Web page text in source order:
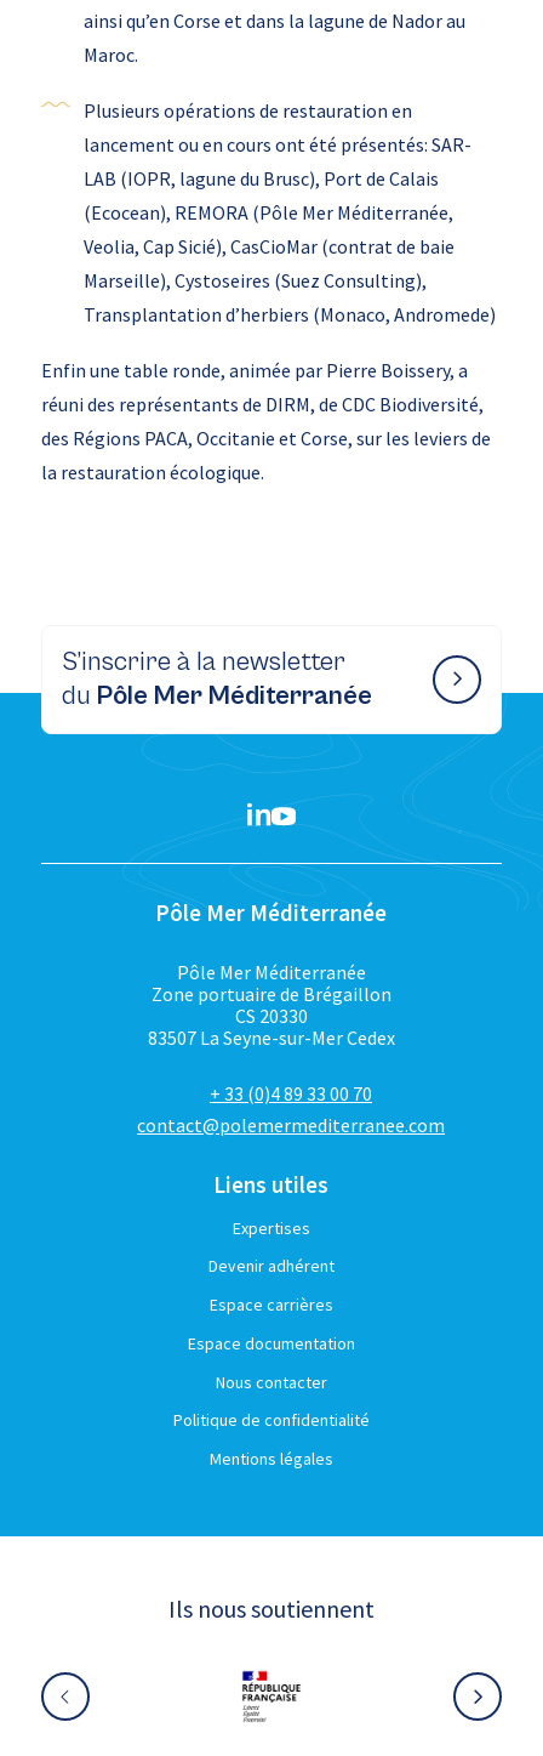
ainsi qu’en Corse et dans la lagune de Nador au
Maroc.
Plusieurs opérations de restauration en
lancement ou en cours ont été présentés: SAR-
LAB (IOPR, lagune du Brusc), Port de Calais
(Ecocean), REMORA (Pôle Mer Méditerranée,
Veolia, Cap Sicié), CasCioMar (contrat de baie
Marseille), Cystoseires (Suez Consulting),
Transplantation d’herbiers (Monaco, Andromede)
Enfin une table ronde, animée par Pierre Boissery, a
réuni des représentants de DIRM, de CDC Biodiversité,
des Régions PACA, Occitanie et Corse, sur les leviers de
la restauration écologique.
S’inscrire à la newsletter
du Pôle Mer Méditerranée
Pôle Mer Méditerranée
Pôle Mer Méditerranée
Zone portuaire de Brégaillon
CS 20330
83507 La Seyne-sur-Mer Cedex
+ 33 (0)4 89 33 00 70
contact@polemermediterranee.com
Liens utiles
Expertises
Devenir adhérent
Espace carrières
Espace documentation
Nous contacter
Politique de confidentialité
Mentions légales
Ils nous soutiennent